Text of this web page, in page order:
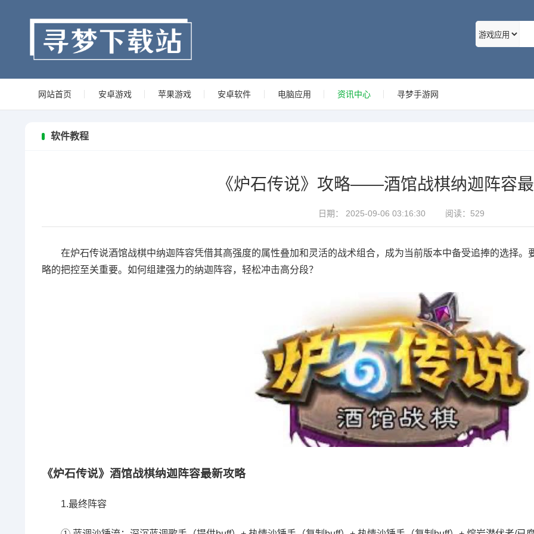
网站首页 安卓游戏 苹果游戏 安卓软件 电脑应用 资讯中心 寻梦手游网
软件教程
《炉石传说》攻略——酒馆战棋纳迦阵容
日期： 2025-09-06 03:16:30 阅读： 529
在炉石传说酒馆战棋中纳迦阵容凭借其高强度的属性叠加和灵活的战术组合，成为当前版本中备受追捧的选择
略的把控至关重要。如何组建强力的纳迦阵容，轻松冲击高分段？
《炉石传说》酒馆战棋纳迦阵容最新攻略
1.最终阵容